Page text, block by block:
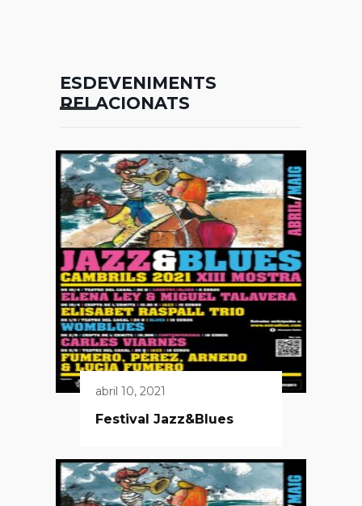
ESDEVENIMENTS
RELACIONATS
abril 10, 2021
Festival Jazz&Blues